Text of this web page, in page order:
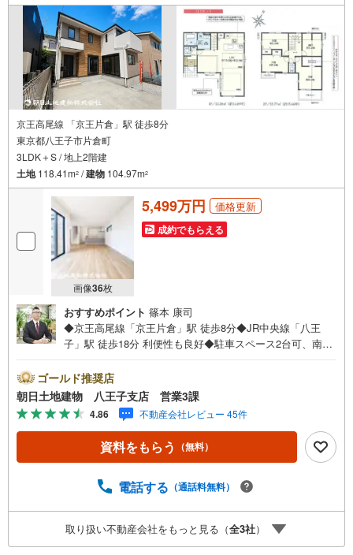
京王高尾線 「京王片倉」駅 徒歩8分
東京都八王子市片倉町
3LDK＋S / 地上2階建
土地118.41m2 /建物 104.97m2
画像36枚
5,499万円 価格更新
成約でもらえる
おすすめポイント 篠本 康司
◆京王高尾線「京王片倉」駅 徒歩8分◆JR中央線「八王
子」駅 徒歩18分 利便性も良好◆駐車スペース2台可、南道
帖以上LDKの魅力。贅沢な生活が楽しめる。※バザール会場
には、ベビーベッドや キッズスペースをご用意しており
ます。 小さなお子様連れでも、安心してご来場くださ
い！資料請求、住宅ローンのご相談などお気軽にお問合せ
ください！スタッフ25名でお客様がご覧になったことのな
い情報を多数ご用意しております。インターネット、チラ
他物件もご紹介可能です。 担当営業へご希望をお伝えくだ
わせ、弊社へのご来社など、ご相談ください。ご希望があ
れば周辺環境、お客様の希望に合わせた物件などもご案内
をいたします。お住まい探しは朝日土地建物（株）八王子
ゴールド推奨店
朝日土地建物 八王子支店 営業3課
4.86 不動産会社レビュー 45件
資料をもらう （無料）
電話する （通話料無料）
取り扱い不動産会社をもっと見る（全3社）